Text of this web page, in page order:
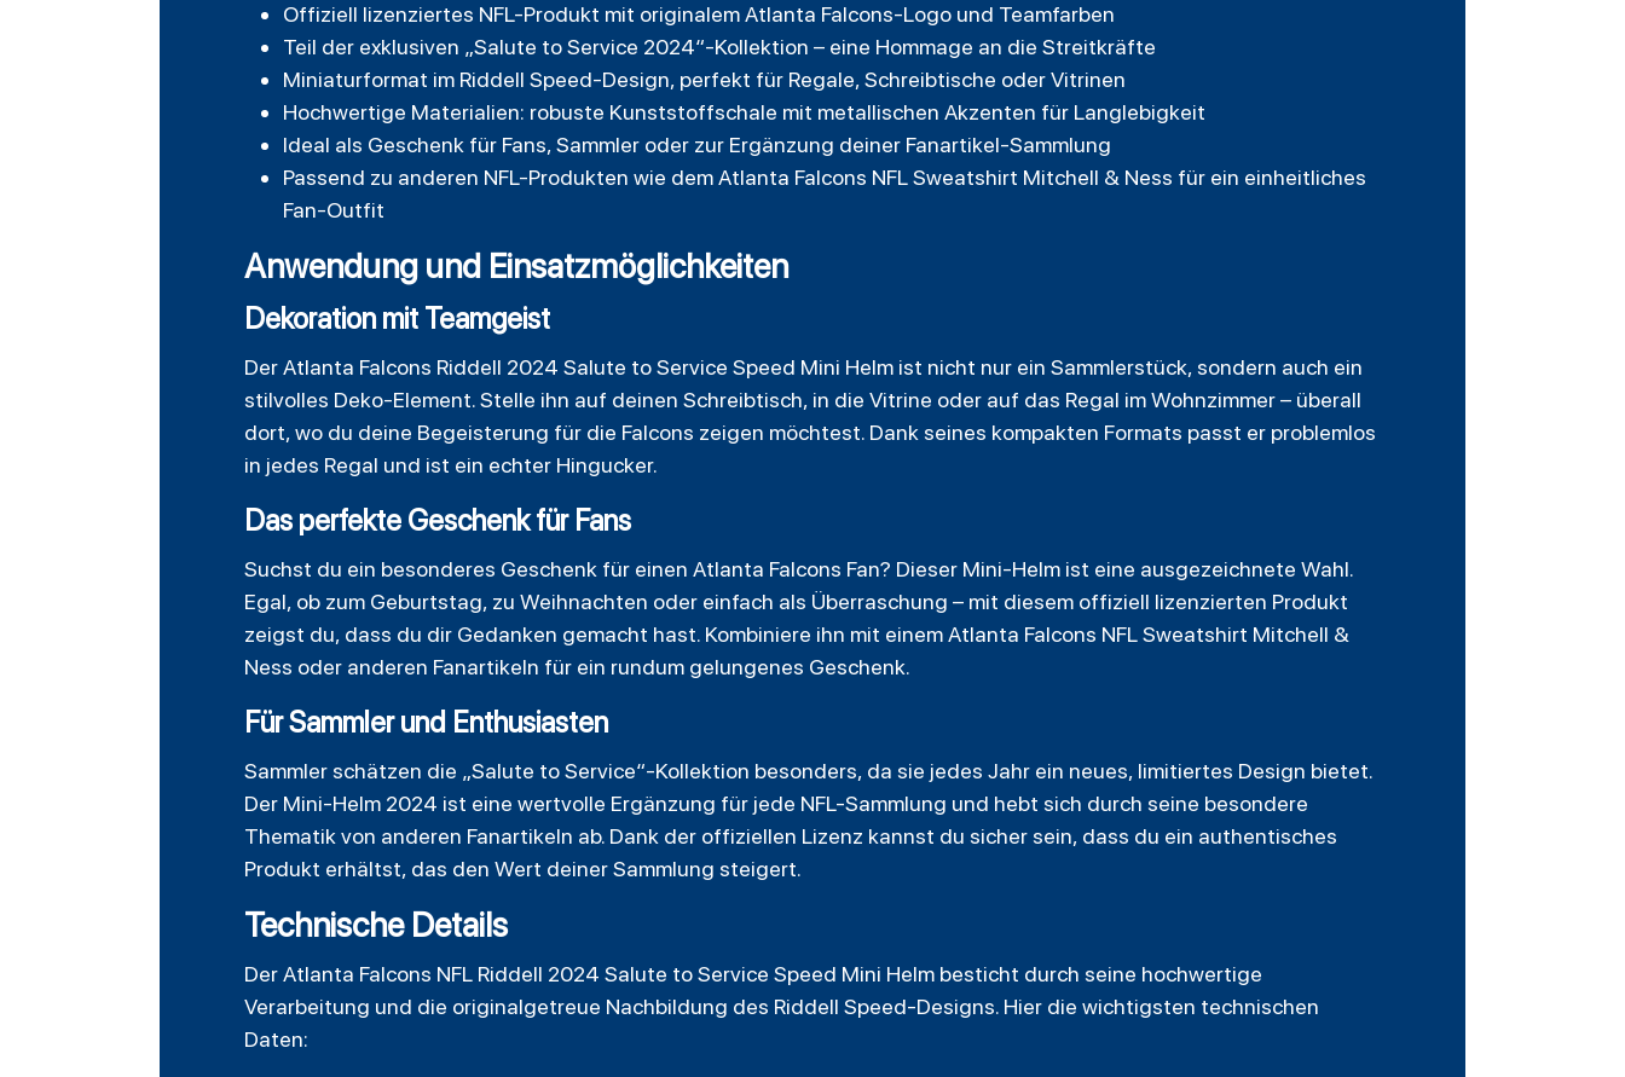
Offiziell lizenziertes NFL-Produkt mit originalem Atlanta Falcons-Logo und Teamfarben
Teil der exklusiven „Salute to Service 2024“-Kollektion – eine Hommage an die Streitkräfte
Miniaturformat im Riddell Speed-Design, perfekt für Regale, Schreibtische oder Vitrinen
Hochwertige Materialien: robuste Kunststoffschale mit metallischen Akzenten für Langlebigkeit
Ideal als Geschenk für Fans, Sammler oder zur Ergänzung deiner Fanartikel-Sammlung
Passend zu anderen NFL-Produkten wie dem Atlanta Falcons NFL Sweatshirt Mitchell & Ness für ein einheitliches
Fan-Outfit
Anwendung und Einsatzmöglichkeiten
Dekoration mit Teamgeist
Der Atlanta Falcons Riddell 2024 Salute to Service Speed Mini Helm ist nicht nur ein Sammlerstück, sondern auch ein
stilvolles Deko-Element. Stelle ihn auf deinen Schreibtisch, in die Vitrine oder auf das Regal im Wohnzimmer – überall
dort, wo du deine Begeisterung für die Falcons zeigen möchtest. Dank seines kompakten Formats passt er problemlos
in jedes Regal und ist ein echter Hingucker.
Das perfekte Geschenk für Fans
Suchst du ein besonderes Geschenk für einen Atlanta Falcons Fan? Dieser Mini-Helm ist eine ausgezeichnete Wahl.
Egal, ob zum Geburtstag, zu Weihnachten oder einfach als Überraschung – mit diesem offiziell lizenzierten Produkt
zeigst du, dass du dir Gedanken gemacht hast. Kombiniere ihn mit einem Atlanta Falcons NFL Sweatshirt Mitchell &
Ness oder anderen Fanartikeln für ein rundum gelungenes Geschenk.
Für Sammler und Enthusiasten
Sammler schätzen die „Salute to Service“-Kollektion besonders, da sie jedes Jahr ein neues, limitiertes Design bietet.
Der Mini-Helm 2024 ist eine wertvolle Ergänzung für jede NFL-Sammlung und hebt sich durch seine besondere
Thematik von anderen Fanartikeln ab. Dank der offiziellen Lizenz kannst du sicher sein, dass du ein authentisches
Produkt erhältst, das den Wert deiner Sammlung steigert.
Technische Details
Der Atlanta Falcons NFL Riddell 2024 Salute to Service Speed Mini Helm besticht durch seine hochwertige
Verarbeitung und die originalgetreue Nachbildung des Riddell Speed-Designs. Hier die wichtigsten technischen
Daten: